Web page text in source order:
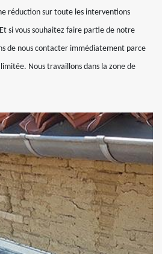
réduction sur toute les interventions
si vous souhaitez faire partie de notre
de nous contacter immédiatement parce
Nous travaillons dans la zone de